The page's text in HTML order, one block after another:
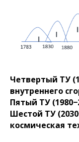
Четвертый ТУ
внутреннего
Пятый ТУ
Шестой ТУ
космическая